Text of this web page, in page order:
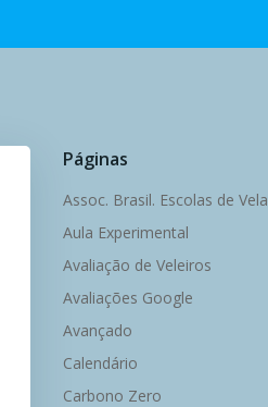
Páginas
Assoc. Brasil. Escolas de Vela
Aula Experimental
Avaliação de Veleiros
Avaliações Google
Avançado
Calendário
Carbono Zero